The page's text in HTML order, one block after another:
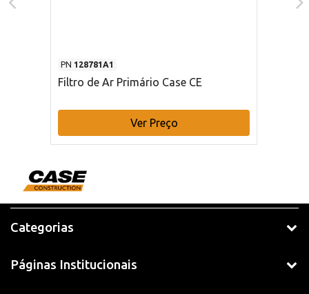
PN 128781A1
Filtro de Ar Primário Case CE
Ver Preço
Categorias
Páginas Institucionais